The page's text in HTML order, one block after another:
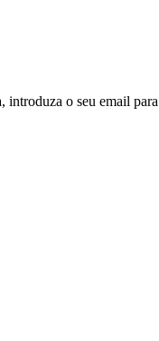
introduza o seu email